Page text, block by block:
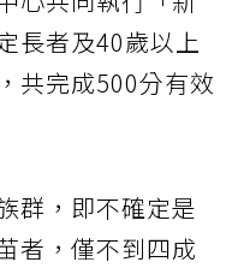
長者及40歲以上
共完成500分有效
群，即不確定是
者，僅不到四成